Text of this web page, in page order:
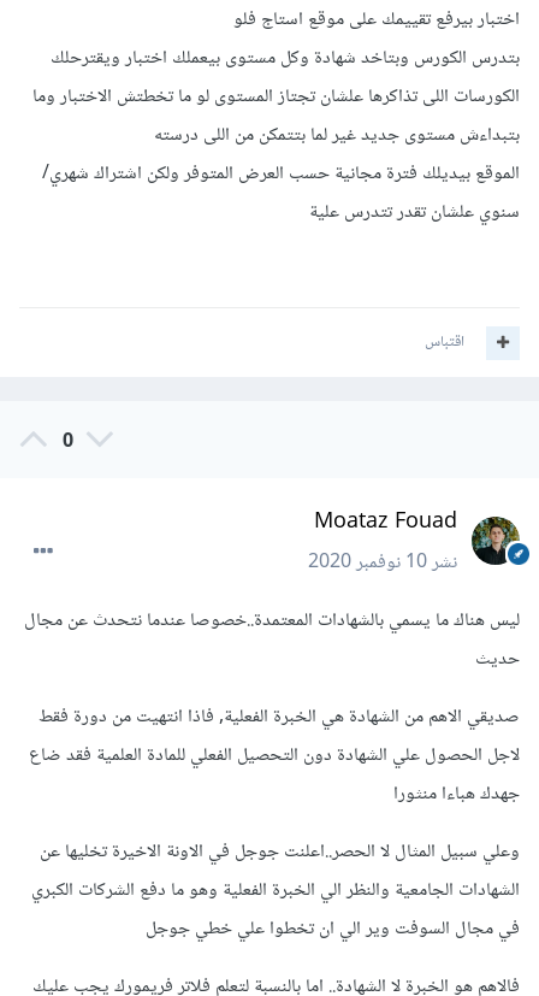
اختبار بيرفع تقييمك على موقع استاج فلو
بتدرس الكورس وبتاخد شهادة وكل مستوى بيعملك اختبار ويقترحلك
الكورسات اللى تذاكرها علشان تجتاز المستوى لو ما تخطتش الاختبار وما
بتبداءش مستوى جديد غير لما بتتمكن من اللى درسته
الموقع بيديلك فترة مجانية حسب العرض المتوفر ولكن اشتراك شهري/
سنوي علشان تقدر تتدرس علية
اقتباس
0
Moataz Fouad
نشر10 نوفمبر 2020
ليس هناك ما يسمي بالشهادات المعتمدة..خصوصا عندما نتحدث عن مجال
حديث
صديقي الاهم من الشهادة هي الخبرة الفعلية, فاذا انتهيت من دورة فقط
لاجل الحصول علي الشهادة دون التحصيل الفعلي للمادة العلمية فقد ضاع
جهدك هباءا منثورا
وعلي سبيل المثال لا الحصر..اعلنت جوجل في الاونة الاخيرة تخليها عن
الشهادات الجامعية والنظر الي الخبرة الفعلية وهو ما دفع الشركات الكبري
في مجال السوفت وير الي ان تخطوا علي خطي جوجل
فالاهم هو الخبرة لا الشهادة.. اما بالنسبة لتعلم فلاتر فريمورك يجب عليك